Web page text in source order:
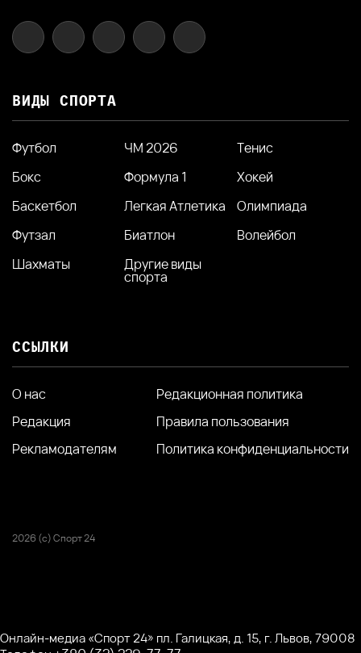
ВИДЫ СПОРТА
Футбол ЧМ 2026
Тенис
Бокс
Формула 1
Хокей
Баскетбол
Легкая Атлетика
Олимпиада
Футзал
Биатлон
Волейбол
Шахматы
Другие виды
спорта
ССЫЛКИ
О нас
Редакция
Рекламодателям
Редакционная политика
Правила пользования
Политика конфиденциальности
2026 (с) Спорт 24
Онлайн-медиа «Спорт 24» пл. Галицкая, д. 15, г. Львов, 79008